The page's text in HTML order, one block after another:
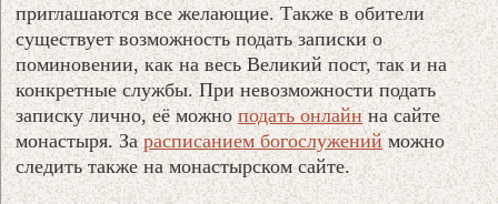
приглашаются все желающие. Также в обители
существует возможность подать записки о
поминовении, как на весь Великий пост, так и на
конкретные службы. При невозможности подать
записку лично, её можноподать онлайнна сайте
монастыря. Зарасписанием богослуженийможно
следить также на монастырском сайте.